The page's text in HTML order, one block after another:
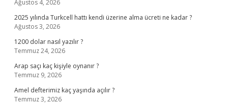
Ağustos 4, 2026
2025 yılında Turkcell hattı kendi üzerine alma ücreti ne kadar ?
Ağustos 3, 2026
1200 dolar nasıl yazılır ?
Temmuz 24, 2026
Arap saçı kaç kişiyle oynanır ?
Temmuz 9, 2026
Amel defterimiz kaç yaşında açılır ?
Temmuz 3, 2026